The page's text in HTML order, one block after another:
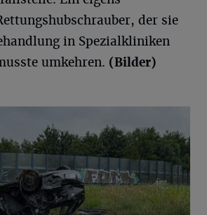
der sie
in Spezialkliniken
umkehren. (Bilder)